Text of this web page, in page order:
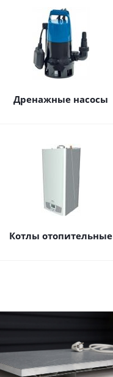
Дренажные насосы
Котлы отопительные